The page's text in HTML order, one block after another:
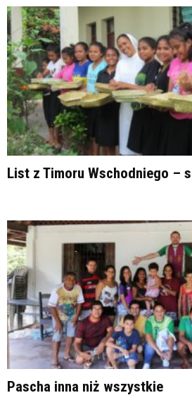
List z Timoru Wschodniego –
Pascha inna niż wszystkie